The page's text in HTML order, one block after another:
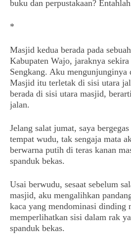
buku dan perpustakaan?
*
Masjid kedua berada pada
Kabupaten Wajo, jaraknya
Sengkang. Aku mengunjunginya
Masjid itu terletak di sisi utara
berada di sisi utara masjid,
jalan.
Jelang salat jumat, saya
tempat wudu, tak sengaja mata
berwarna putih di teras kanan
spanduk bekas.
Usai berwudu, sesaat sebelum
masjid, aku mengalihkan
kaca yang mendominasi dinding
memperlihatkan sisi dalam rak
spanduk bekas.